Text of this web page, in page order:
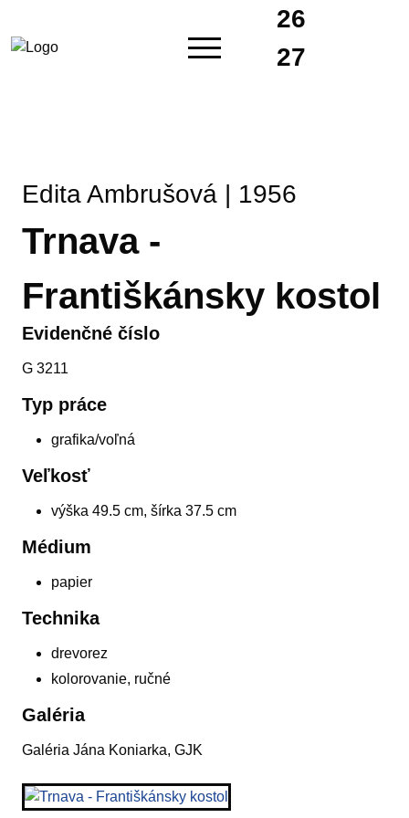
26
27
Edita Ambrušová | 1956
Trnava -
Františkánsky kostol
Evidenčné číslo
G 3211
Typ práce
grafika/voľná
Veľkosť
výška 49.5 cm, šírka 37.5 cm
Médium
papier
Technika
drevorez
kolorovanie, ručné
Galéria
Galéria Jána Koniarka, GJK